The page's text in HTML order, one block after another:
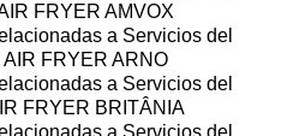
FRYER AMVOX
a Servicios del
AIR FRYER ARNO
a Servicios del
FRYER BRITÂNIA